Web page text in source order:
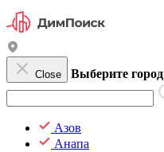
Close Выберите город
Азов
Анапа